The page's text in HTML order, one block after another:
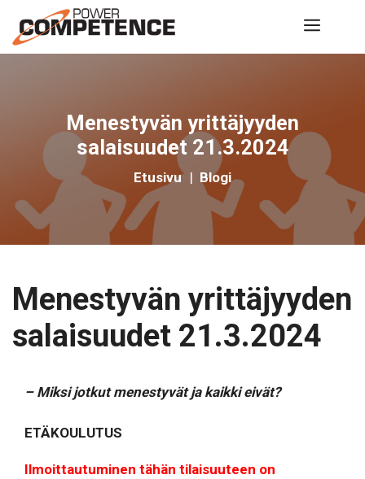
sisältöön
Menestyvän yrittäjyyden
salaisuudet 21.3.2024
Etusivu | Blogi
Menestyvän yrittäjyyden
salaisuudet 21.3.2024
– Miksi jotkut menestyvät ja kaikki eivät?
ETÄKOULUTUS
Ilmoittautuminen tähän tilaisuuteen on